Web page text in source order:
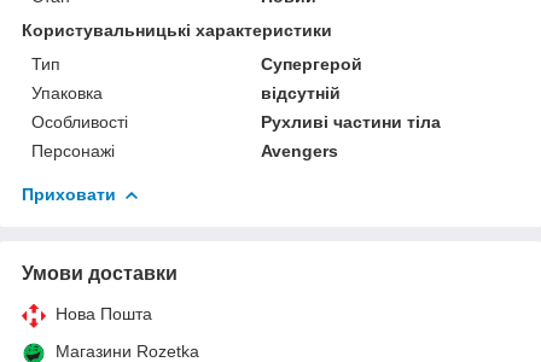
Користувальницькі характеристики
Тип
Супергерой
Упаковка
відсутній
Особливості
Рухливі частини тіла
Персонажі
Avengers
Приховати
Умови доставки
Нова Пошта
Магазини Rozetka